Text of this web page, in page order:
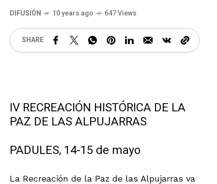
DIFUSIÓN 10 years ago 647 Views
SHARE
IV RECREACIÓN HISTÓRICA DE LA
PAZ DE LAS ALPUJARRAS
PADULES, 14-15 de mayo
La Recreación de la Paz de las Alpujarras va